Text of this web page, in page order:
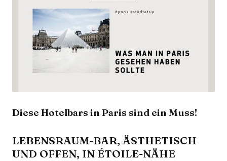
Diese Hotelbars in Paris sind ein Muss!
LEBENSRAUM-BAR, ÄSTHETISCH
UND OFFEN, IN ÉTOILE-NÄHE